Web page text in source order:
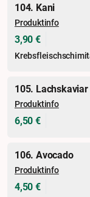
104. Kani
Produktinfo
3,90 €
105. Lachskaviar
Produktinfo
6,50 €
106. Avocado
Produktinfo
4,50 €